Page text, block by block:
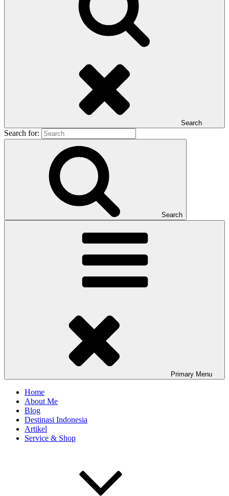
Search
Search for:
Search
Primary Menu
Home
About Me
Blog
Destinasi Indonesia
Artikel
Service & Shop